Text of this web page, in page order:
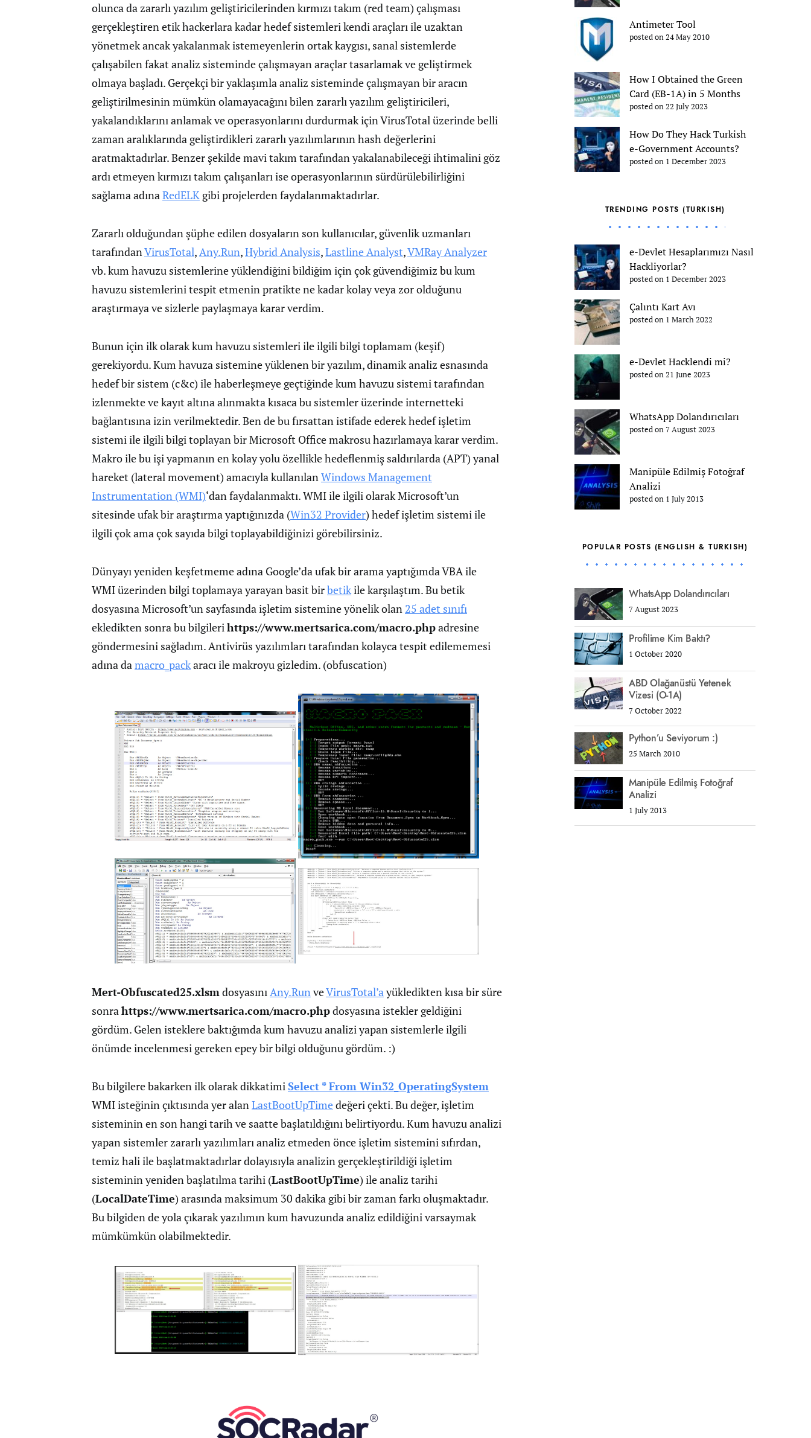
olunca da zararlı yazılım geliştiricilerinden kırmızı takım (red team) çalışması
gerçekleştiren etik hackerlara kadar hedef sistemleri kendi araçları ile uzaktan
yönetmek ancak yakalanmak istemeyenlerin ortak kaygısı, sanal sistemlerde
çalışabilen fakat analiz sisteminde çalışmayan araçlar tasarlamak ve geliştirmek
olmaya başladı. Gerçekçi bir yaklaşımla analiz sisteminde çalışmayan bir aracın
geliştirilmesinin mümkün olamayacağını bilen zararlı yazılım geliştiricileri,
yakalandıklarını anlamak ve operasyonlarını durdurmak için VirusTotal üzerinde belli
zaman aralıklarında geliştirdikleri zararlı yazılımlarının hash değerlerini
aratmaktadırlar. Benzer şekilde mavi takım tarafından yakalanabileceği ihtimalini göz
ardı etmeyen kırmızı takım çalışanları ise operasyonlarının sürdürülebilirliğini
sağlama adınaRedELK gibi projelerden faydalanmaktadırlar.
Zararlı olduğundan şüphe edilen dosyaların son kullanıcılar, güvenlik uzmanları
tarafındanVirusTotal,Any.Run,Hybrid Analysis,Lastline Analyst,VMRay Analyzer
vb. kum havuzu sistemlerine yüklendiğini bildiğim için çok güvendiğimiz bu kum
havuzu sistemlerini tespit etmenin pratikte ne kadar kolay veya zor olduğunu
araştırmaya ve sizlerle paylaşmaya karar verdim.
Bunun için ilk olarak kum havuzu sistemleri ile ilgili bilgi toplamam (keşif)
gerekiyordu. Kum havuza sistemine yüklenen bir yazılım, dinamik analiz esnasında
hedef bir sistem (c&c) ile haberleşmeye geçtiğinde kum havuzu sistemi tarafından
izlenmekte ve kayıt altına alınmakta kısaca bu sistemler üzerinde internetteki
bağlantısına izin verilmektedir. Ben de bu fırsattan istifade ederek hedef işletim
sistemi ile ilgili bilgi toplayan bir Microsoft Office makrosu hazırlamaya karar verdim.
Makro ile bu işi yapmanın en kolay yolu özellikle hedeflenmiş saldırılarda (APT) yanal
hareket (lateral movement) amacıyla kullanılanWindows Management
Instrumentation (WMI)‘dan faydalanmaktı. WMI ile ilgili olarak Microsoft’un
sitesinde ufak bir araştırma yaptığınızda (Win32 Provider) hedef işletim sistemi ile
ilgili çok ama çok sayıda bilgi toplayabildiğinizi görebilirsiniz.
Dünyayı yeniden keşfetmeme adına Google’da ufak bir arama yaptığımda VBA ile
WMI üzerinden bilgi toplamaya yarayan basit birbetikile karşılaştım. Bu betik
dosyasına Microsoft’un sayfasında işletim sistemine yönelik olan 25 adet sınıfı
ekledikten sonra bu bilgilerihttps://www.mertsarica.com/macro.phpadresine
göndermesini sağladım. Antivirüs yazılımları tarafından kolayca tespit edilememesi
adına damacro_packaracı ile makroyu gizledim. (obfuscation)
Mert-Obfuscated25.xlsmdosyasınıAny.RunveVirusTotal’ayükledikten kısa bir süre
sonrahttps://www.mertsarica.com/macro.phpdosyasına istekler geldiğini
gördüm. Gelen isteklere baktığımda kum havuzu analizi yapan sistemlerle ilgili
önümde incelenmesi gereken epey bir bilgi olduğunu gördüm. :)
Bu bilgilere bakarken ilk olarak dikkatimiSelect * From Win32_OperatingSystem
WMI isteğinin çıktısında yer alanLastBootUpTimedeğeri çekti. Bu değer, işletim
sisteminin en son hangi tarih ve saatte başlatıldığını belirtiyordu. Kum havuzu analizi
yapan sistemler zararlı yazılımları analiz etmeden önce işletim sistemini sıfırdan,
temiz hali ile başlatmaktadırlar dolayısıyla analizin gerçekleştirildiği işletim
sisteminin yeniden başlatılma tarihi (LastBootUpTime) ile analiz tarihi
(LocalDateTime) arasında maksimum 30 dakika gibi bir zaman farkı oluşmaktadır.
Bu bilgiden de yola çıkarak yazılımın kum havuzunda analiz edildiğini varsaymak
mümkümkün olabilmektedir.
Antimeter Tool
posted on 24 May 2010
How I Obtained the Green
Card (EB-1A) in 5 Months
posted on 22 July 2023
How Do They Hack Turkish
e-Government Accounts?
posted on 1 December 2023
TRENDING POSTS (TURKISH)
e-Devlet Hesaplarımızı Nasıl
Hackliyorlar?
posted on 1 December 2023
Çalıntı Kart Avı
posted on 1 March 2022
e-Devlet Hacklendi mi?
posted on 21 June 2023
WhatsApp Dolandırıcıları
posted on 7 August 2023
Manipüle Edilmiş Fotoğraf
Analizi
posted on 1 July 2013
POPULAR POSTS (ENGLISH & TURKISH)
WhatsApp Dolandırıcıları
7 August 2023
Profilime Kim Baktı?
1 October 2020
ABD Olağanüstü Yetenek
Vizesi (O-1A)
7 October 2022
Python’u Seviyorum :)
25 March 2010
Manipüle Edilmiş Fotoğraf
Analizi
1 July 2013